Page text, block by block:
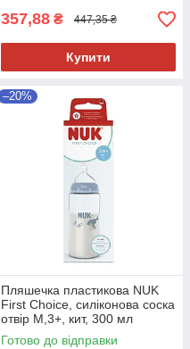
357,88 ₴ 447,35 ₴
Купити
–20%
Пляшечка пластикова NUK
First Choice, силіконова соска
отвір М,3+, кит, 300 мл
Готово до відправки